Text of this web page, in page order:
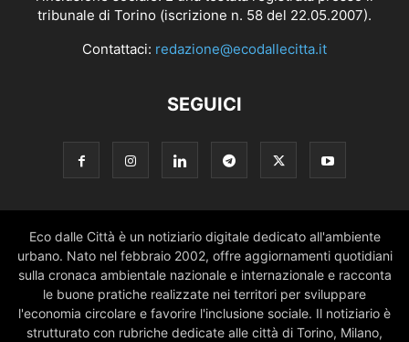
tribunale di Torino (iscrizione n. 58 del 22.05.2007).
Contattaci: redazione@ecodallecitta.it
SEGUICI
Eco dalle Città è un notiziario digitale dedicato all'ambiente
urbano. Nato nel febbraio 2002, offre aggiornamenti quotidiani
sulla cronaca ambientale nazionale e internazionale e racconta
le buone pratiche realizzate nei territori per sviluppare
l'economia circolare e favorire l'inclusione sociale. Il notiziario è
strutturato con rubriche dedicate alle città di Torino, Milano,